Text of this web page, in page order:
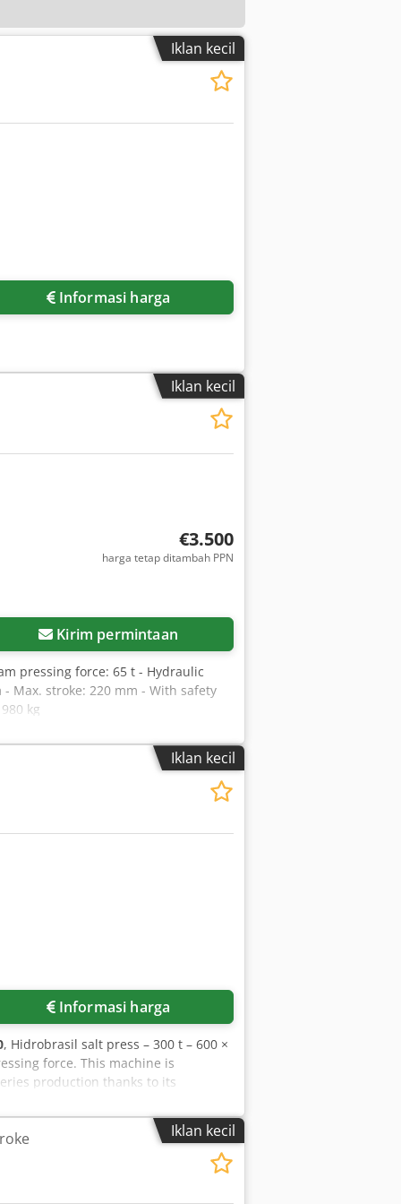
Iklan kecil
Informasi harga
Iklan kecil
€3.500
harga tetap ditambah PPN
Kirim permintaan
pressing force: 65 t - Hydraulic
Max. stroke: 220 mm - With safety
kg
Iklan kecil
Informasi harga
, Hidrobrasil salt press – 300 t – 600 ×
force. This machine is
production thanks to its
production press - Pressing force:
30 kW ==== Working area -
- Pressing speed: 10 mm/sec ====
Iklan kecil